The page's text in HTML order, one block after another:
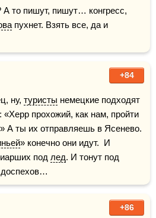
А то пишут, пишут… конгресс,
пухнет. Взять все, да и
+84
ну, туристы немецкие подходят
прохожий, как нам, пройти
А ты их отправляешь в Ясенево.
» конечно они идут.  И
под лед. И тонут под
+86